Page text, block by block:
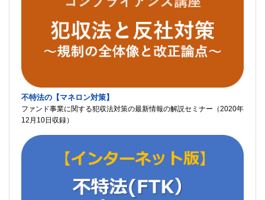
不特法の【マネロン対策】
ファンド事業に関する犯収法対策の最新情報の解説セミナー（2020年
12月10日収録）